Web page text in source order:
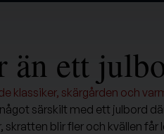
än ett
klassiker, skärgården och
särskilt med ett julbord
blir fler och kvällen får